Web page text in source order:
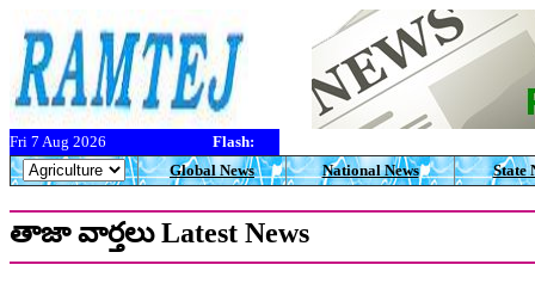
Fri 7 Aug 2026
Flash:
Global News
National News State
తాజా వార్తలు Latest News